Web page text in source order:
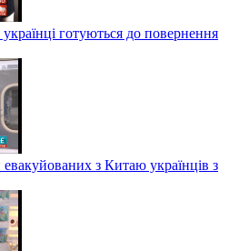
готуються до повернення
з Китаю українців з